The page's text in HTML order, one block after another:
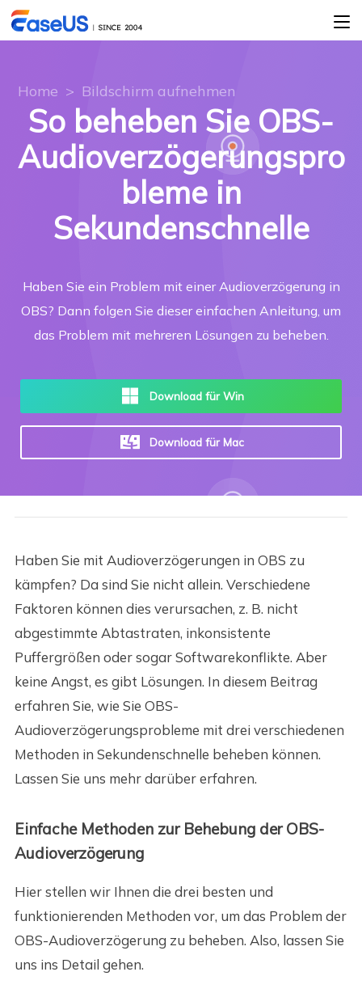
Home > Bildschirm aufnehmen
So beheben Sie OBS-
Audioverzögerungspro
bleme in
Sekundenschnelle
Haben Sie ein Problem mit einer Audioverzögerung in
OBS? Dann folgen Sie dieser einfachen Anleitung, um
das Problem mit mehreren Lösungen zu beheben.
Download für Win
Download für Mac
Haben Sie mit Audioverzögerungen in OBS zu
kämpfen? Da sind Sie nicht allein. Verschiedene
Faktoren können dies verursachen, z. B. nicht
abgestimmte Abtastraten, inkonsistente
Puffergrößen oder sogar Softwarekonflikte. Aber
keine Angst, es gibt Lösungen. In diesem Beitrag
erfahren Sie, wie Sie OBS-
Audioverzögerungsprobleme mit drei verschiedenen
Methoden in Sekundenschnelle beheben können.
Lassen Sie uns mehr darüber erfahren.
Einfache Methoden zur Behebung der OBS-
Audioverzögerung
Hier stellen wir Ihnen die drei besten und
funktionierenden Methoden vor, um das Problem der
OBS-Audioverzögerung zu beheben. Also, lassen Sie
uns ins Detail gehen.